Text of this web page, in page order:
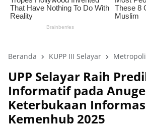
Beranda KUPP III Selayar
‎UPP Selayar Raih
Informatif pada
Keterbukaan
Kemenhub 2025